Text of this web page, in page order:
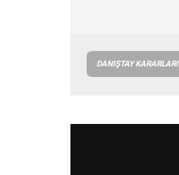
DANIŞTAY KARARLARI